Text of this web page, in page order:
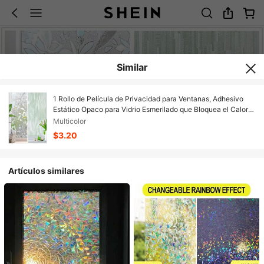
Similar
1 Rollo de Película de Privacidad para Ventanas, Adhesivo
Estático Opaco para Vidrio Esmerilado que Bloquea el Calor
Solar, Cubiertas Opacas, Pegatinas Removibles de Vinilo con
Tinte para Hogar, Puerta, Oficina, Sin Adhesivo
Multicolor
$3.20
Artículos similares